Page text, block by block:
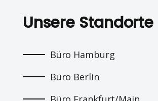
Unsere Standorte
Büro Hamburg
Büro Berlin